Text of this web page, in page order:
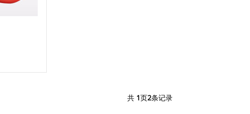
共 1页2条记录